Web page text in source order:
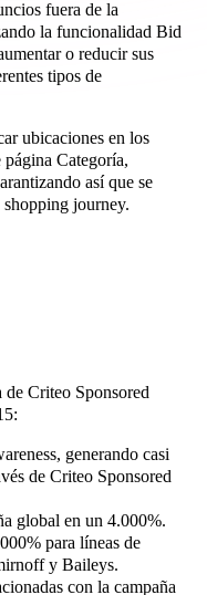
fuera de la
la funcionalidad Bid
o reducir sus
tipos de
ubicaciones en los
Categoría,
así que se
shopping journey.
de Criteo Sponsored
generando casi
de Criteo Sponsored
global en un 4.000%.
para líneas de
y Baileys.
con la campaña